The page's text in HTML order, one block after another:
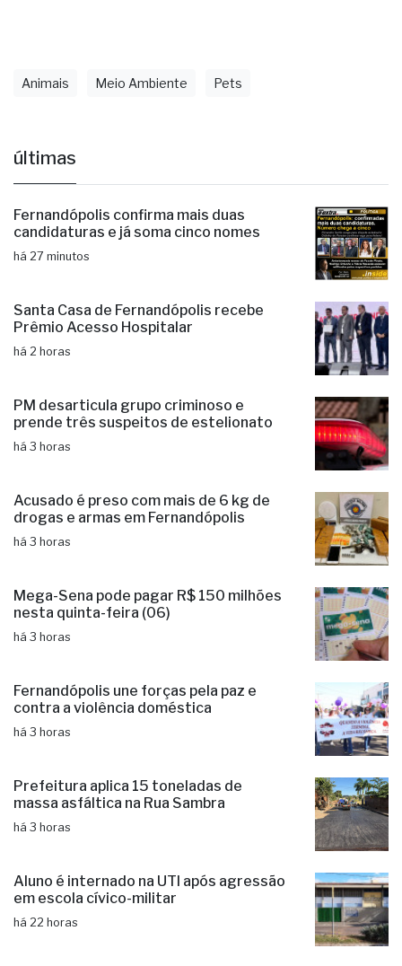
Animais Meio Ambiente Pets
últimas
Fernandópolis confirma mais duas
candidaturas e já soma cinco nomes
há 27 minutos
Santa Casa de Fernandópolis recebe
Prêmio Acesso Hospitalar
há 2 horas
PM desarticula grupo criminoso e
prende três suspeitos de estelionato
há 3 horas
Acusado é preso com mais de 6 kg de
drogas e armas em Fernandópolis
há 3 horas
Mega-Sena pode pagar R$ 150 milhões
nesta quinta-feira (06)
há 3 horas
Fernandópolis une forças pela paz e
contra a violência doméstica
há 3 horas
Prefeitura aplica 15 toneladas de
massa asfáltica na Rua Sambra
há 3 horas
Aluno é internado na UTI após agressão
em escola cívico-militar
há 22 horas